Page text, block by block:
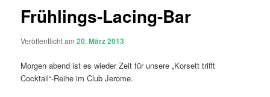
Frühlings-Lacing-Bar
Veröffentlicht am20. März 2013
Morgen abend ist es wieder Zeit für unsere „Korsett trifft
Cocktail“-Reihe im Club Jerome.